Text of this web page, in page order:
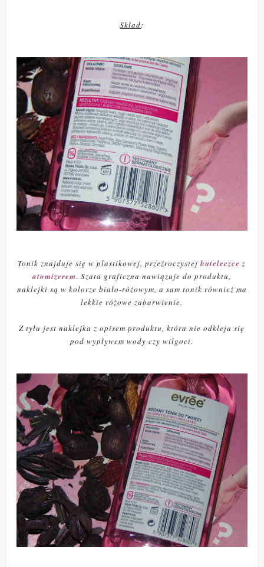
Skład:
Tonik znajduje się w plastikowej, przeźroczystejbuteleczce z
atomizerem. Szata graficzna nawiązuje do produktu,
naklejki są w kolorze biało-różowym, a sam tonik również ma
lekkie różowe zabarwienie.
Z tyłu jest naklejka z opisem produktu, która nie odkleja się
pod wypływem wody czy wilgoci.